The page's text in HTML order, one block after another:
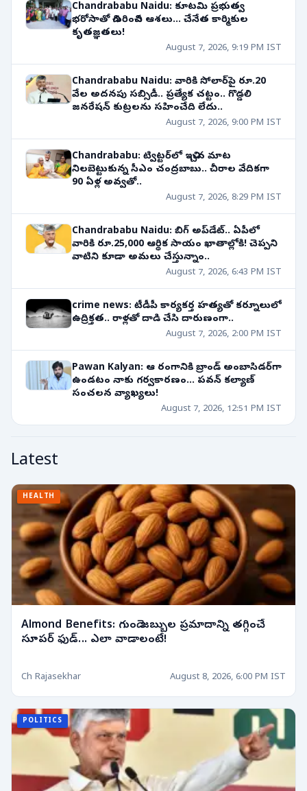
Chandrababu Naidu: కూటమి ప్రభుత్వ
భరోసాతో చిగురించిన ఆశలు... చేనేత కార్మికుల
కృతజ్ఞతలు!
August 7, 2026, 9:19 PM IST
Chandrababu Naidu: వారికి సోలార్‌పై రూ.20
వేల అదనపు సబ్సిడీ.. ప్రత్యేక చట్టం.. గొడ్డలి
జనరేషన్ కుట్రలను సహించేది లేదు..
August 7, 2026, 9:00 PM IST
Chandrababu: ట్విట్టర్‌లో ఇచ్చిన మాట
నిలబెట్టుకున్న సీఎం చంద్రబాబు.. చీరాల వేదికగా
90 ఏళ్ల అవ్వతో..
August 7, 2026, 8:29 PM IST
Chandrababu Naidu: బిగ్ అప్‌డేట్.. ఏపీలో
వారికి రూ.25,000 ఆర్థిక సాయం ఖాతాల్లోకి! చెప్పని
వాటిని కూడా అమలు చేస్తున్నాం..
August 7, 2026, 6:43 PM IST
crime news: టీడీపీ కార్యకర్త హత్యతో కర్నూలులో
ఉద్రిక్తత.. రాళ్లతో దాడి చేసి దారుణంగా..
August 7, 2026, 2:00 PM IST
Pawan Kalyan: ఆ రంగానికి బ్రాండ్ అంబాసిడర్‌గా
ఉండటం నాకు గర్వకారణం... పవన్ కల్యాణ్
సంచలన వ్యాఖ్యలు!
August 7, 2026, 12:51 PM IST
Latest
HEALTH
Almond Benefits: గుండె జబ్బుల ప్రమాదాన్ని తగ్గించే
సూపర్ ఫుడ్... ఎలా వాడాలంటే!
Ch Rajasekhar August 8, 2026, 6:00 PM IST
POLITICS